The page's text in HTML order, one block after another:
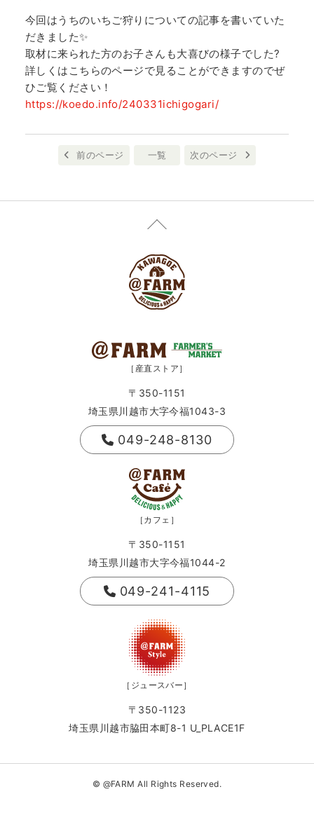
今回はうちのいちご狩りについての記事を書いていた
だきました✨
取材に来られた方のお子さんも大喜びの様子でした?
詳しくはこちらのページで見ることができますのでぜ
ひご覧ください！
https://koedo.info/240331ichigogari/
前のページ 一覧 次のページ
［産直ストア］
〒350-1151
埼玉県川越市大字今福1043-3
049-248-8130
［カフェ］
〒350-1151
埼玉県川越市大字今福1044-2
049-241-4115
［ジュースバー］
〒350-1123
埼玉県川越市脇田本町8-1 U_PLACE1F
© @FARM All Rights Reserved.